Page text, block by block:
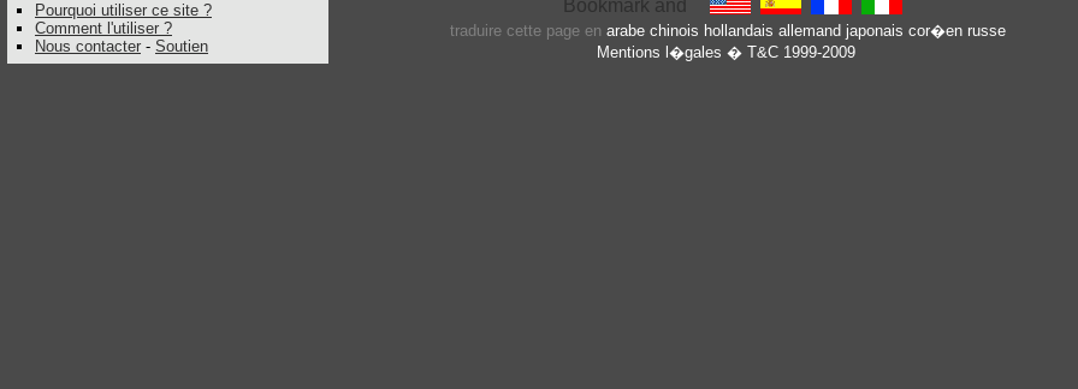
Pourquoi utiliser ce site ?
Comment l'utiliser ?
Nous contacter - Soutien
traduire cette page en arabe chinois hollandais allemand japonais cor�en russe
Mentions l�gales � T&C 1999-2009